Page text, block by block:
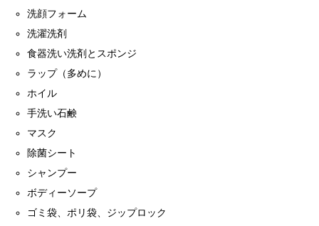
洗顔フォーム
洗濯洗剤
食器洗い洗剤とスポンジ
ラップ（多めに）
ホイル
手洗い石鹸
マスク
除菌シート
シャンプー
ボディーソープ
ゴミ袋、ポリ袋、ジップロック